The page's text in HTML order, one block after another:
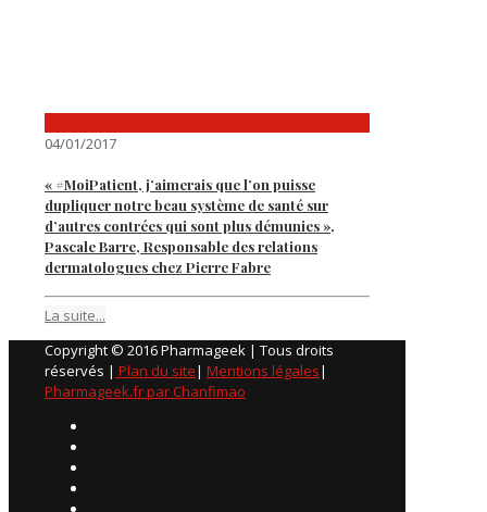
04/01/2017
« #MoiPatient, j’aimerais que l’on puisse
dupliquer notre beau système de santé sur
d’autres contrées qui sont plus démunies »,
Pascale Barre, Responsable des relations
dermatologues chez Pierre Fabre
La suite...
Copyright © 2016 Pharmageek | Tous droits
réservés | Plan du site| Mentions légales|
Pharmageek.fr par Chanfimao